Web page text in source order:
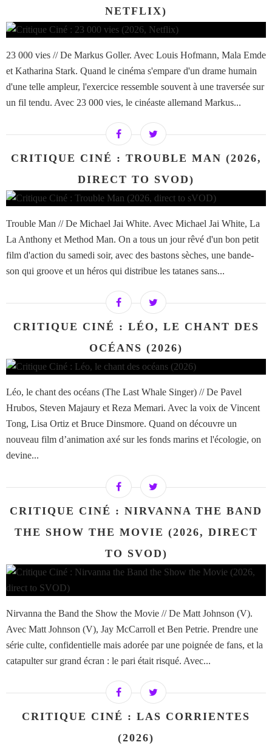
NETFLIX)
23 000 vies // De Markus Goller. Avec Louis Hofmann, Mala Emde
et Katharina Stark. Quand le cinéma s'empare d'un drame humain
d'une telle ampleur, l'exercice ressemble souvent à une traversée sur
un fil tendu. Avec 23 000 vies, le cinéaste allemand Markus...
CRITIQUE CINÉ : TROUBLE MAN (2026,
DIRECT TO SVOD)
Trouble Man // De Michael Jai White. Avec Michael Jai White, La
La Anthony et Method Man. On a tous un jour rêvé d'un bon petit
film d'action du samedi soir, avec des bastons sèches, une bande-
son qui groove et un héros qui distribue les tatanes sans...
CRITIQUE CINÉ : LÉO, LE CHANT DES
OCÉANS (2026)
Léo, le chant des océans (The Last Whale Singer) // De Pavel
Hrubos, Steven Majaury et Reza Memari. Avec la voix de Vincent
Tong, Lisa Ortiz et Bruce Dinsmore. Quand on découvre un
nouveau film d’animation axé sur les fonds marins et l'écologie, on
devine...
CRITIQUE CINÉ : NIRVANNA THE BAND
THE SHOW THE MOVIE (2026, DIRECT
TO SVOD)
Nirvanna the Band the Show the Movie // De Matt Johnson (V).
Avec Matt Johnson (V), Jay McCarroll et Ben Petrie. Prendre une
série culte, confidentielle mais adorée par une poignée de fans, et la
catapulter sur grand écran : le pari était risqué. Avec...
CRITIQUE CINÉ : LAS CORRIENTES
(2026)